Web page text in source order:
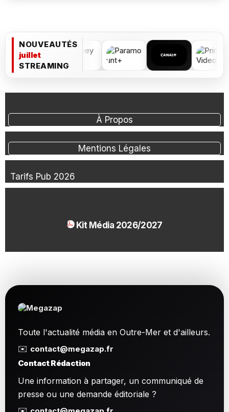
NOUVEAUTÉS
juillet
STREAMING
À Propos
Mentions Légales
Tarifs Pub 2026
Kit Média 2026/2027
Toute l'actualité média en Outre-Mer et d'ailleurs.
✉️ contact@megazap.fr
Contact Rédaction
Une information à partager, un communiqué de
presse ou une demande éditoriale ?